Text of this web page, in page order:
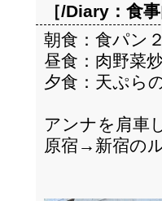
［/Diary： 食
朝食：食パン
昼食：肉野菜
夕食：天ぷら
アンナを肩
原宿→新宿の